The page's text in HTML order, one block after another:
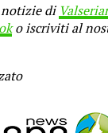
notizie di
o iscriviti al